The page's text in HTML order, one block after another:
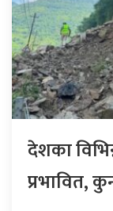
देशका
प्रभावित,